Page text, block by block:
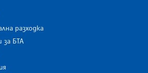
разходка
за БТА